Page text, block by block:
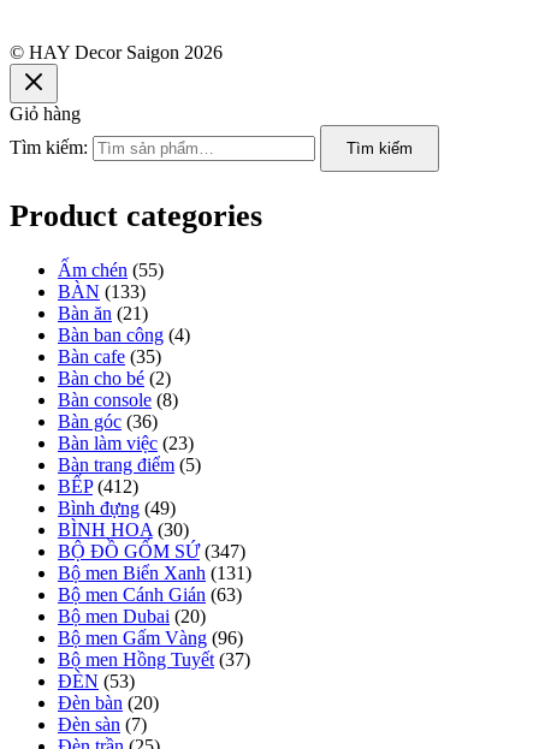
© HAY Decor Saigon 2026
Giỏ hàng
Tìm kiếm:
Tìm kiếm
Product categories
Ấm chén (55)
BÀN (133)
Bàn ăn (21)
Bàn ban công (4)
Bàn cafe (35)
Bàn cho bé (2)
Bàn console (8)
Bàn góc (36)
Bàn làm việc (23)
Bàn trang điểm (5)
BẾP (412)
Bình đựng (49)
BÌNH HOA (30)
BỘ ĐỒ GỐM SỨ (347)
Bộ men Biển Xanh (131)
Bộ men Cánh Gián (63)
Bộ men Dubai (20)
Bộ men Gấm Vàng (96)
Bộ men Hồng Tuyết (37)
ĐÈN (53)
Đèn bàn (20)
Đèn sàn (7)